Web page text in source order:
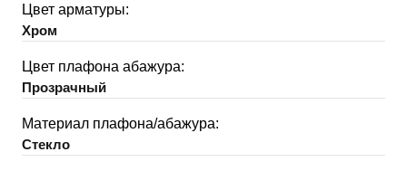
Цвет арматуры:
Хром
Цвет плафона абажура:
Прозрачный
Материал плафона/абажура:
Стекло